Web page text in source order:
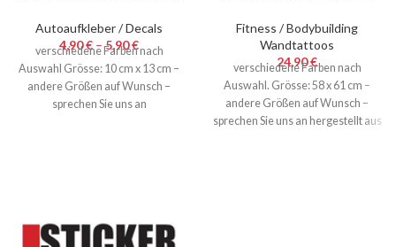
Sticker Snow
Autoaufkleber / Decals
4,90€ –5,90€
verschiedene Farben nach
Auswahl Grösse: 10 cm x 13 cm –
andere Größen auf Wunsch –
sprechen Sie uns an
61 cm
Fitness / Bodybuilding
Wandtattoos
24,90€
verschiedene Farben nach
Auswahl. Grösse: 58 x 61 cm –
andere Größen auf Wunsch –
sprechen Sie uns an hergestellt aus